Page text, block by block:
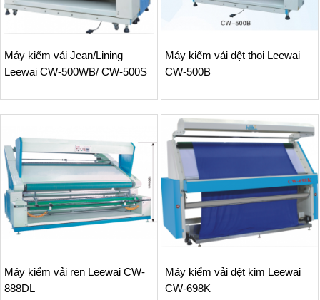
Máy kiểm vải Jean/Lining
Leewai CW-500WB/ CW-500S
Máy kiểm vải dệt thoi Leewai
CW-500B
Máy kiểm vải ren Leewai CW-
888DL
Máy kiểm vải dệt kim Leewai
CW-698K